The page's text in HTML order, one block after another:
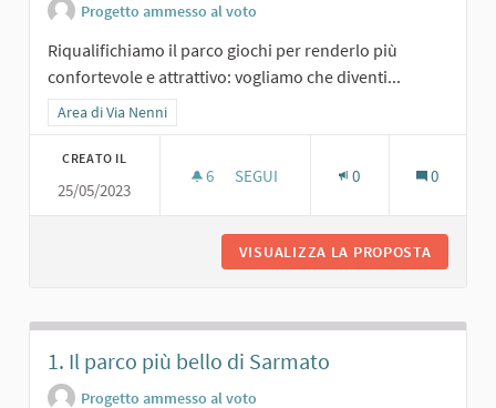
Progetto ammesso al voto
Riqualifichiamo il parco giochi per renderlo più
confortevole e attrattivo: vogliamo che diventi...
Filtra i risultati per categoria: Area di Via Nenni
Area di Via Nenni
CREATO IL
25/05/2023
6 6 SOSTENITORI
SEGUI 0 0
VISUALIZZA LA PROPOSTA
1. Il parco più bello di Sarmato
Progetto ammesso al voto